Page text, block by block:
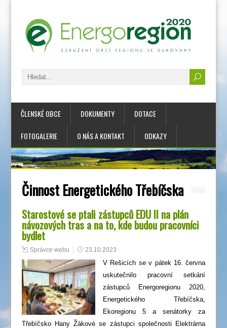
ČLENSKÉ OBCE DOKUMENTY DOTACE
FOTOGALERIE O NÁS A KONTAKT ODKAZY
Činnost Energetického Třebíčska
Starostové se ptali zástupců EDU II na plán
návozových tras a na to, kde budou pracovníci
bydlet
Správce webu 23.10.2023
V Rešicích se v pátek 16. června
uskutečnilo pracovní setkání
zástupců Energoregionu 2020,
Energetického Třebíčska,
Ekoregionu 5 a senátorky za
Třebíčsko Hany Žákové se zástupci společnosti Elektrárna